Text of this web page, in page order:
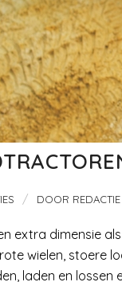
/ DOOR REDACTIE
extra dimensie
wielen, stoere
laden en lossen